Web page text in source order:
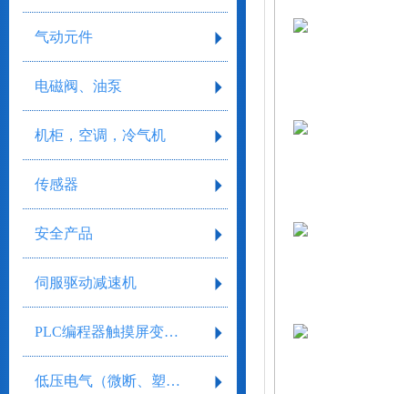
气动元件
电磁阀、油泵
机柜，空调，冷气机
传感器
安全产品
伺服驱动减速机
PLC编程器触摸屏变频器
低压电气（微断、塑壳、框架）